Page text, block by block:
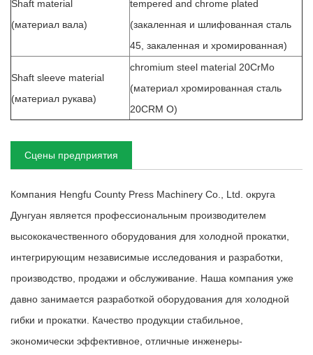
Shaft material
(материал вала)
tempered and chrome plated
(закаленная и шлифованная сталь
45, закаленная и хромированная)
Shaft sleeve material
(материал рукава)
chromium steel material 20CrMo
(материал хромированная сталь
20CRM O)
Сцены предприятия
Компания Hengfu County Press Machinery Co., Ltd. округа
Дунгуан является профессиональным производителем
высококачественного оборудования для холодной прокатки,
интегрирующим независимые исследования и разработки,
производство, продажи и обслуживание. Наша компания уже
давно занимается разработкой оборудования для холодной
гибки и прокатки. Качество продукции стабильное,
экономически эффективное, отличные инженеры-